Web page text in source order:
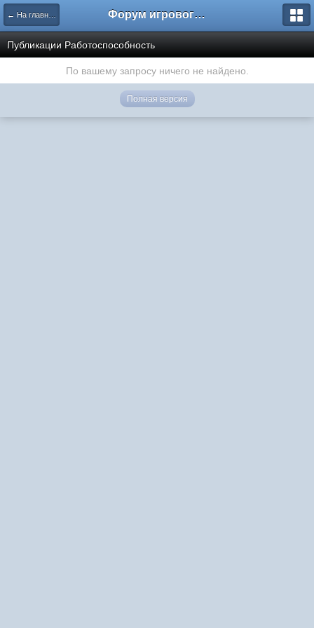
← На главную Форум игрового проекта Riverrise
Публикации Работоспособность
По вашему запросу ничего не найдено.
Полная версия